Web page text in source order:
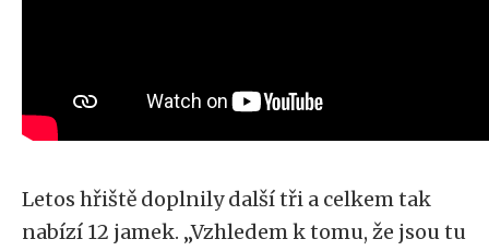
Letos hřiště doplnily další tři a celkem tak
nabízí 12 jamek. „Vzhledem k tomu, že jsou tu